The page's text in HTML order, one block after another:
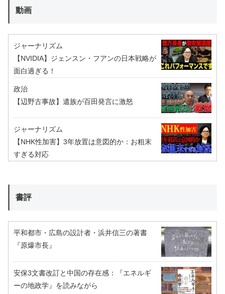
動画
ジャーナリズム
【NVIDIA】ジェンスン・フアンの日本戦略が
面白過ぎる！
政治
【辺野古事故】遺族が百田発言に激怒
ジャーナリズム
【NHK性加害】3年放置は意図的か：お粗末
すぎる対応
書評
平和都市・広島の設計者・浜井信三の著書
『原爆市長』
安保3文書改訂と中国の存在感：『エネルギ
ーの地政学』を読みながら